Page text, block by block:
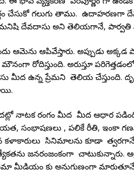
చేసుకో గలుగు తాము. ఉదాహరణగా
దేవదాసు అని తెలియగానే, పార్వతి
ఆమెను ఆపివేస్తారు. అప్పుడు
రోదిస్తుంది. అరుస్తూ
మీద ఉన్న ప్రేమని తెలియ
రంగం మీద మీద ఆధార పడింది.
సంభాషణలు , పలికే రీతి, ఇంకా
కళాకారులు సినిమాలను కూడా త్వరగానే
జనరంజంకంగా
మీడియం కు అనుగుణంగా మారుతూనే